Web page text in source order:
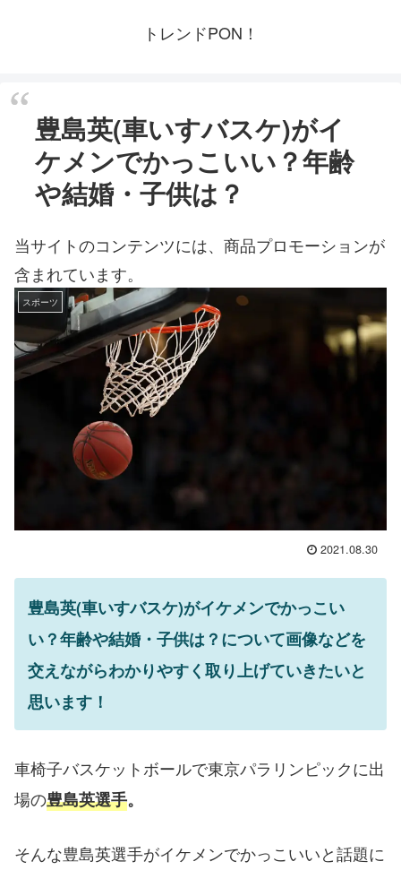
トレンドPON！
豊島英(車いすバスケ)がイ
ケメンでかっこいい？年齢
や結婚・子供は？
当サイトのコンテンツには、商品プロモーションが
含まれています。
スポーツ
2021.08.30
豊島英(車いすバスケ)がイケメンでかっこい
い？年齢や結婚・子供は？について画像などを
交えながらわかりやすく取り上げていきたいと
思います！
車椅子バスケットボールで東京パラリンピックに出
場の豊島英選手。
そんな豊島英選手がイケメンでかっこいいと話題に